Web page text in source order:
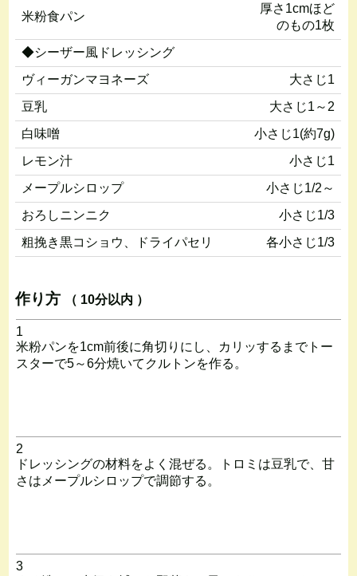
米粉食パン
厚さ1cmほど
のもの1枚
◆シーザー風ドレッシング
ヴィーガンマヨネーズ
大さじ1
豆乳
大さじ1～2
白味噌
小さじ1(約7g)
レモン汁
小さじ1
メープルシロップ
小さじ1/2～
おろしニンニク
小さじ1/3
粗挽き黒コショウ、ドライパセリ
各小さじ1/3
作り方 （ 10分以内 ）
1
米粉パンを1cm前後に角切りにし、カリッするまでトー
スターで5～6分焼いてクルトンを作る。
2
ドレッシングの材料をよく混ぜる。トロミは豆乳で、甘
さはメープルシロップで調節する。
3